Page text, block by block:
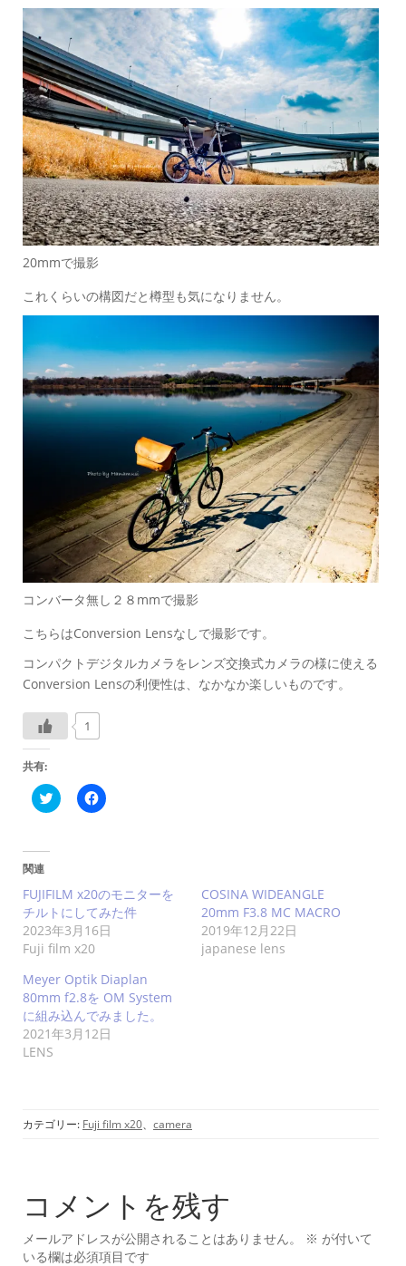
20mmで撮影
これくらいの構図だと樽型も気になりません。
コンバータ無し２８mmで撮影
こちらはConversion Lensなしで撮影です。
コンパクトデジタルカメラをレンズ交換式カメラの様に使える
Conversion Lensの利便性は、なかなか楽しいものです。
1
共有:
ク
リ
i
t
t
e
r
で
(
新
し
い
ウ
ィ
ま
F
a
で
共
有
す
る
ク
リ
ッ
ク
し
て
く
い
開
ま
す
)
関連
FUJIFILM x20のモニターを
チルトにしてみた件
2023年3月16日
Fuji film x20
COSINA WIDEANGLE
20mm F3.8 MC MACRO
2019年12月22日
japanese lens
Meyer Optik Diaplan
80mm f2.8を OM System
に組み込んでみました。
2021年3月12日
LENS
カテゴリー: Fuji film x20、 camera
コメントを残す
メールアドレスが公開されることはありません。 ※ が付いて
いる欄は必須項目です